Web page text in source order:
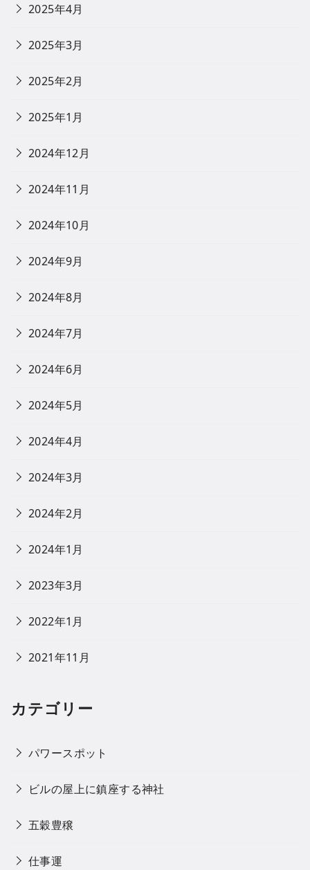
2025年4月
2025年3月
2025年2月
2025年1月
2024年12月
2024年11月
2024年10月
2024年9月
2024年8月
2024年7月
2024年6月
2024年5月
2024年4月
2024年3月
2024年2月
2024年1月
2023年3月
2022年1月
2021年11月
カテゴリー
パワースポット
ビルの屋上に鎮座する神社
五穀豊穣
仕事運